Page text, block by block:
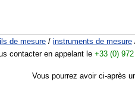
de mesure / instruments de mesure
contacter en appelant le +33 (0)
Vous pourrez avoir ci-après